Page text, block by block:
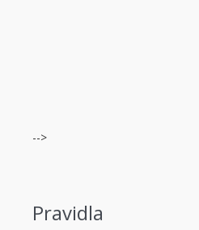
-->
Pravidla